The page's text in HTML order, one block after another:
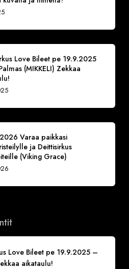
Love Bileet pe 19.9.2025
(MIKKELI) Zekkaa
Varaa paikkasi
ja Deittisirkus
(Viking Grace)
Love Bileet pe 19.9.2025 –
aikataulu!